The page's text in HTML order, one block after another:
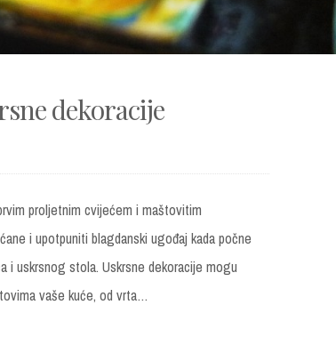
dekoracije
proljetnim cvijećem i maštovitim
i upotpuniti blagdanski ugođaj kada počne
i uskrsnog stola. Uskrsne dekoracije mogu
vaše kuće, od vrta…